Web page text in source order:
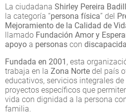
La ciudadana Shirley Pereira
la categoría “persona física” del
Mejoramiento de la Calidad de
llamado Fundación Amor y
apoyo a personas con
Fundada en 2001 , esta
trabaja en la Zona Norte del país
educativos, servicios integrales
proyectos específicos que
vida con dignidad a la persona
familia.